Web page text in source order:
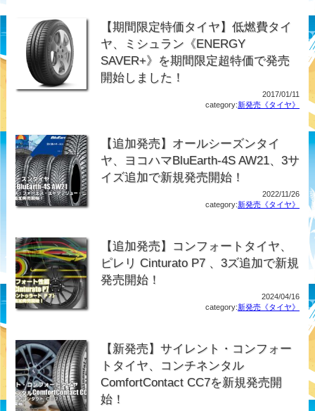
【期間限定特価タイヤ】低燃費タイ
ヤ、ミシュラン《ENERGY
SAVER+》を期間限定超特価で発売
開始しました！
2017/01/11
category:新発売《タイヤ》
【追加発売】オールシーズンタイ
ヤ、ヨコハマBluEarth-4S AW21、3サ
イズ追加で新規発売開始！
2022/11/26
category:新発売《タイヤ》
【追加発売】コンフォートタイヤ、
ピレリ Cinturato P7 、3ズ追加で新規
発売開始！
2024/04/16
category:新発売《タイヤ》
【新発売】サイレント・コンフォー
トタイヤ、コンチネンタル
ComfortContact CC7を新規発売開
始！